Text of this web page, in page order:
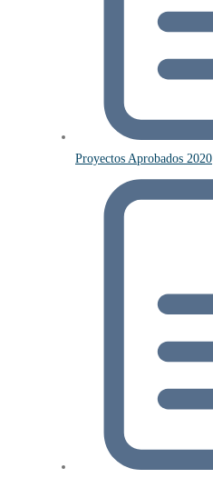
Proyectos Aprobados 2020